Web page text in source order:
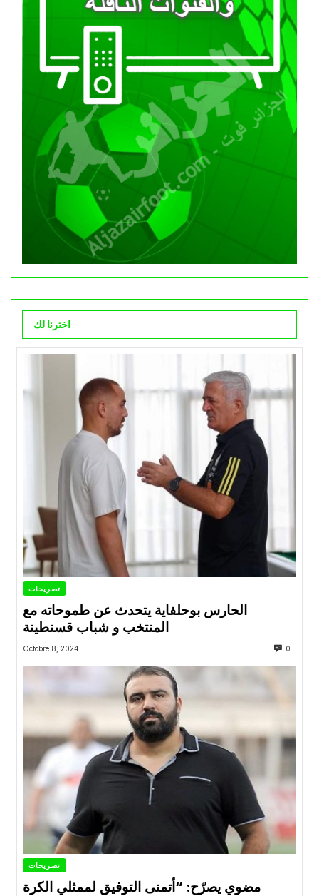
اخترنا لك
تصريحات
الحارس بوحلفاية يتحدث عن طموحاته مع
المنتخب و شباب قسنطينة
Octobre 8, 2024 0
تصريحات
مضوي يصرّح: “أتمنى التوفيق لممثلي الكرة